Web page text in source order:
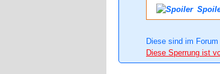
Diese sind im
Diese Sperrung ist